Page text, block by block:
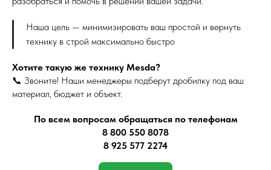
Наша цель — минимизировать ваш простой и вернуть
технику в строй максимально быстро
Хотите такую же технику Mesda?
📞 Звоните! Наши менеджеры подберут дробилку под ваш
материал, бюджет и объект.
По всем вопросам обращаться по телефонам
8 800 550 8078
8 925 577 2274